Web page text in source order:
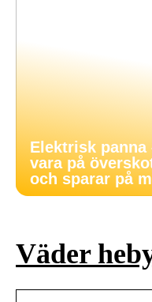
Elektrisk panna
vara på
och sparar på
Väder